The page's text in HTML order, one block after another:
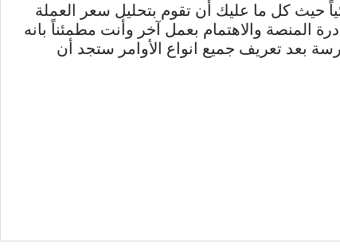
حيث كل ما عليك أن تقوم بتحليل سعر العملة
المنصة والاهتمام بعمل آخر وأنت مطمئناً بانه
بعد تعريف جميع انواع الأوامر ستجد أن